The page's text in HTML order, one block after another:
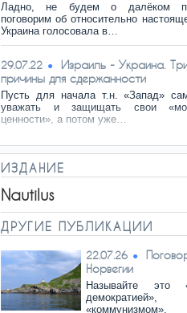
Ладно, не будем о далёком
поговорим об относительно
Украина голосовала в…
29.07.22
Израиль - Украина.
причины для сдержанности
Пусть для начала т.н. «Запад»
уважать и защищать свои
ценности», а потом уже…
ИЗДАНИЕ
Nautilus
ДРУГИЕ ПУБЛИКАЦИИ
22.07.26
Норвегии
Называйте это
демократией»,
«коммунизмом»,